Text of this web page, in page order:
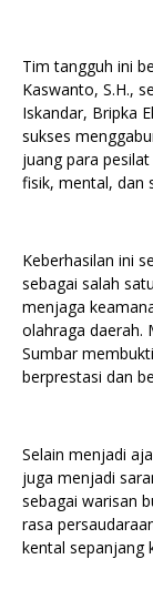
Tim tangguh ini
Kaswanto, S.H.,
Iskandar, Bripka
sukses
juang para
fisik, mental, dan
Keberhasilan ini
sebagai salah
menjaga
olahraga daerah.
Sumbar
berprestasi dan
Selain menjadi
juga menjadi
sebagai warisan
rasa
kental sepanjang